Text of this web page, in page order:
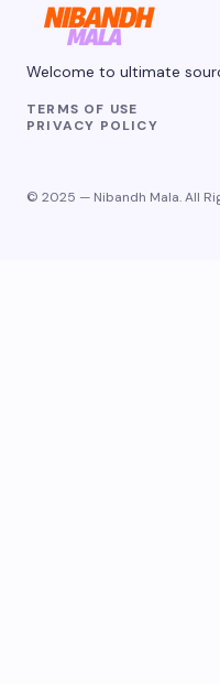
Welcome to ultimate
TERMS OF USE
PRIVACY POLICY
© 2025 — Nibandh Mala. All